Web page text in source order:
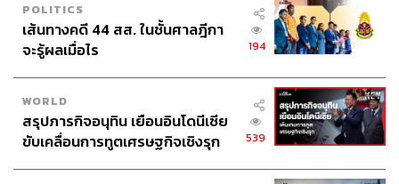
POLITICS
เส้นทางคดี 44 สส. ในชั้นศาลฎีกา
จะรู้ผลเมื่อไร
194
WORLD
สรุปภารกิจอนุทิน เยือนอินโดนีเซีย
ขับเคลื่อนการทูตเศรษฐกิจเชิงรุก
539